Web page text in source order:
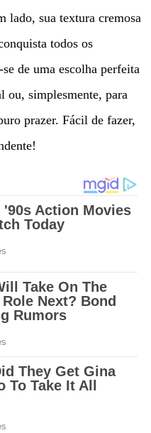
lado, sua textura cremosa
todos os
de uma escolha perfeita
ou, simplesmente, para
prazer. Fácil de fazer,